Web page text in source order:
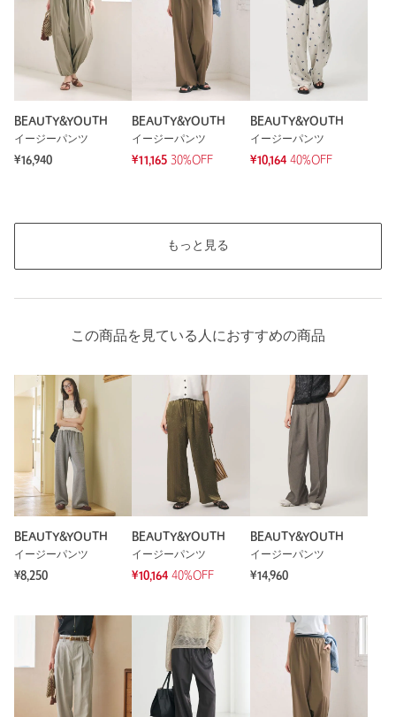
もっと見る
BEAUTY&YOUTH
イージーパンツ
¥16,940
BEAUTY&YOUTH
イージーパンツ
¥11,165 30%OFF
BEAUTY&YOUTH
イージーパンツ
¥10,164 40%OFF
もっと見る
この商品を見ている人におすすめの商品
BEAUTY&YOUTH
イージーパンツ
¥8,250
BEAUTY&YOUTH
イージーパンツ
¥10,164 40%OFF
BEAUTY&YOUTH
イージーパンツ
¥14,960